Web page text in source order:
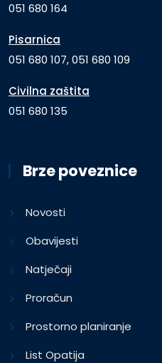
051 680 164
Pisarnica
051 680 107, 051 680 109
Civilna zaštita
051 680 135
Brze poveznice
Novosti
Obavijesti
Natječaji
Proračun
Prostorno planiranje
List Opatija